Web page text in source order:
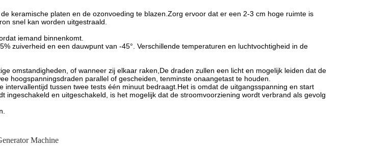
keramische platen en de ozonvoeding te blazen.Zorg ervoor dat er een 2-3 cm hoge ruimte is
snel kan worden uitgestraald.
iemand binnenkomt.
zuiverheid en een dauwpunt van -45°. Verschillende temperaturen en luchtvochtigheid in de
omstandigheden, of wanneer zij elkaar raken,De draden zullen een licht en mogelijk leiden dat de
hoogspanningsdraden parallel of gescheiden, tenminste onaangetast te houden.
tussen twee tests één minuut bedraagt.Het is omdat de uitgangsspanning en start
en uitgeschakeld, is het mogelijk dat de stroomvoorziening wordt verbrand als gevolg
Machine